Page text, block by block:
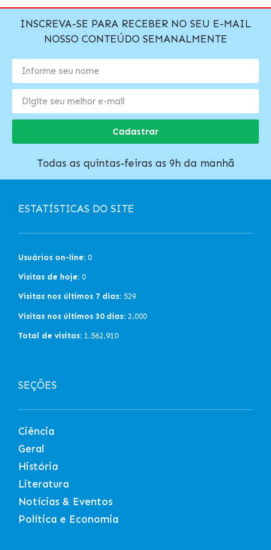
INSCREVA-SE PARA RECEBER NO SEU E-MAIL
NOSSO CONTEÚDO SEMANALMENTE
Cadastrar
Todas as quintas-feiras as 9h da manhã
ESTATÍSTICAS DO SITE
Usuários on-line: 0
Visitas de hoje: 0
Visitas nos últimos 7 dias: 529
Visitas nos últimos 30 dias: 2.000
Total de visitas: 1.562.910
SEÇÕES
Ciência
Geral
História
Literatura
Notícias & Eventos
Política e Economia